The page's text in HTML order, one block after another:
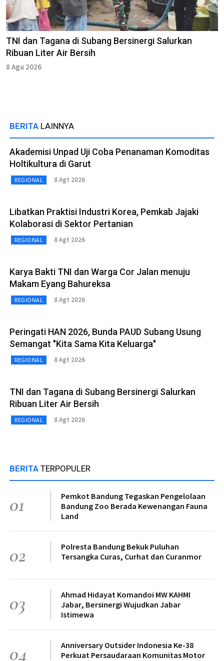
TNI dan Tagana di Subang Bersinergi Salurkan
Ribuan Liter Air Bersih
8 Agu 2026
BERITA LAINNYA
Akademisi Unpad Uji Coba Penanaman Komoditas
Holtikultura di Garut
REGIONAL 8 Agt 2026
Libatkan Praktisi Industri Korea, Pemkab Jajaki
Kolaborasi di Sektor Pertanian
REGIONAL 8 Agt 2026
Karya Bakti TNI dan Warga Cor Jalan menuju
Makam Eyang Bahureksa
REGIONAL 8 Agt 2026
Peringati HAN 2026, Bunda PAUD Subang Usung
Semangat "Kita Sama Kita Keluarga"
REGIONAL 8 Agt 2026
TNI dan Tagana di Subang Bersinergi Salurkan
Ribuan Liter Air Bersih
REGIONAL 8 Agt 2026
BERITA TERPOPULER
01
Pemkot Bandung Tegaskan Pengelolaan
Bandung Zoo Berada Kewenangan Fauna
Land
02
Polresta Bandung Bekuk Puluhan
Tersangka Curas, Curhat dan Curanmor
03
Ahmad Hidayat Komandoi MW KAHMI
Jabar, Bersinergi Wujudkan Jabar
Istimewa
04
Anniversary Outsider Indonesia Ke-38
Perkuat Persaudaraan Komunitas Motor